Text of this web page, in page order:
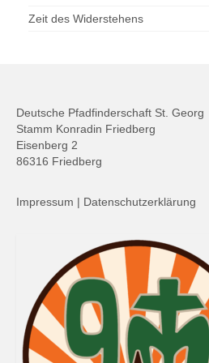
Zeit des Widerstehens
Deutsche Pfadfinderschaft St. Georg
Stamm Konradin Friedberg
Eisenberg 2
86316 Friedberg
Impressum | Datenschutzerklärung